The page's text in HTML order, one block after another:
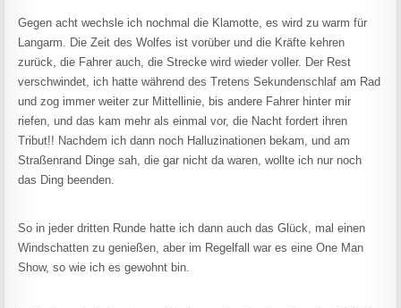
Gegen acht wechsle ich nochmal die Klamotte, es wird zu warm für
Langarm. Die Zeit des Wolfes ist vorüber und die Kräfte kehren
zurück, die Fahrer auch, die Strecke wird wieder voller. Der Rest
verschwindet, ich hatte während des Tretens Sekundenschlaf am Rad
und zog immer weiter zur Mittellinie, bis andere Fahrer hinter mir
riefen, und das kam mehr als einmal vor, die Nacht fordert ihren
Tribut!! Nachdem ich dann noch Halluzinationen bekam, und am
Straßenrand Dinge sah, die gar nicht da waren, wollte ich nur noch
das Ding beenden.
So in jeder dritten Runde hatte ich dann auch das Glück, mal einen
Windschatten zu genießen, aber im Regelfall war es eine One Man
Show, so wie ich es gewohnt bin.